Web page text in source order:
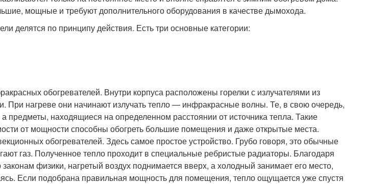
мощные и требуют дополнительного оборудования в качестве дымохода.
делятся по принципу действия. Есть три основные категории:
обогревателей. Внутри корпуса расположены горелки с излучателями из
При нагреве они начинают излучать тепло — инфракрасные волны. Те, в свою очередь,
предметы, находящиеся на определенном расстоянии от источника тепла. Такие
от мощности способны обогреть большие помещения и даже открытые места.
обогревателей. Здесь самое простое устройство. Грубо говоря, это обычные
газ. Полученное тепло проходит в специальные ребристые радиаторы. Благодаря
законам физики, нагретый воздух поднимается вверх, а холодный занимает его место,
Если подобрана правильная мощность для помещения, тепло ощущается уже спустя